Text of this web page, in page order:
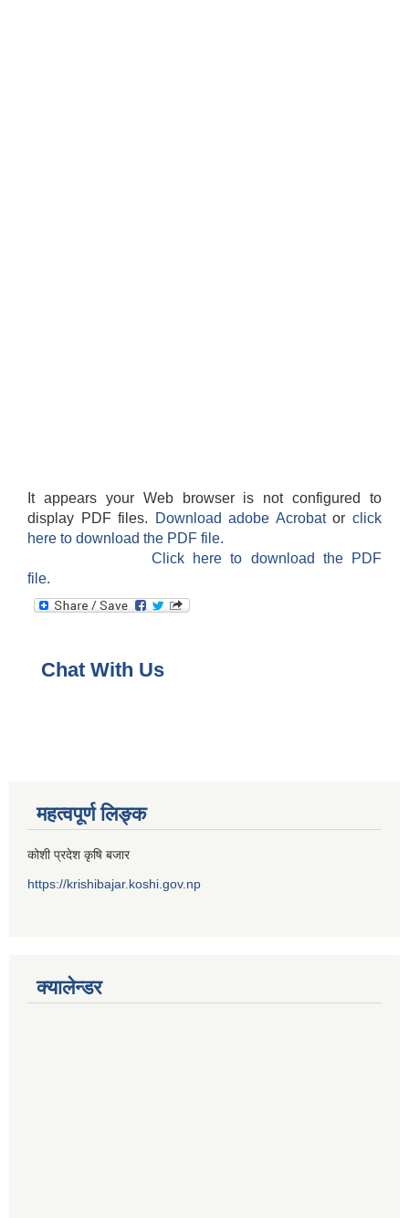
It appears your Web browser is not configured to
display PDF files.
Download adobe Acrobatorclick
here to download the PDF file.
Click here to download the PDF
file.
Chat With Us
महत्वपूर्ण लिङ्क
कोशी प्रदेश कृषि बजार
https://krishibajar.koshi.gov.np
क्यालेन्डर